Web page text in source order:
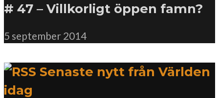
# 47 – Villkorligt öppen famn?
5 september 2014
Senaste nytt från Världen
idag